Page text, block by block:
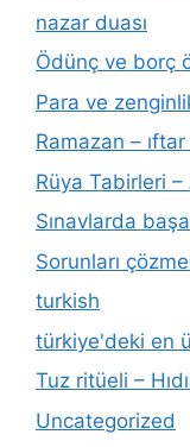
nazar duası
Ödünç ve borç
Para ve
Ramazan –
Rüya Tabirleri
Sınavlarda
Sorunları
turkish
türkiye'deki en
Tuz ritüeli –
Uncategorized